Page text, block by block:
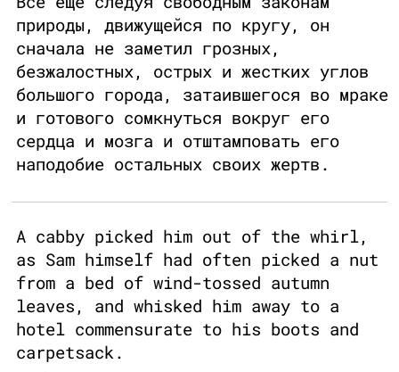
природы, движущейся по кругу, он
сначала не заметил грозных,
безжалостных, острых и жестких углов
большого города, затаившегося во мраке
и готового сомкнуться вокруг его
сердца и мозга и отштамповать его
наподобие остальных своих жертв.
A cabby picked him out of the whirl,
as Sam himself had often picked a nut
from a bed of wind-tossed autumn
leaves, and whisked him away to a
hotel commensurate to his boots and
carpetsack.